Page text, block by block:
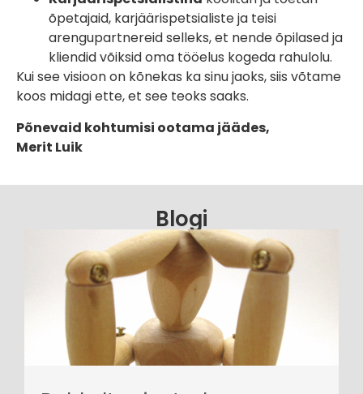
õpetajaid, karjäärispetsialiste ja teisi
arengupartnereid selleks, et nende õpilased ja
kliendid võiksid oma tööelus kogeda rahulolu.
Kui see visioon on kõnekas ka sinu jaoks, siis võtame
koos midagi ette, et see teoks saaks.
Põnevaid kohtumisi ootama jäädes,
Merit Luik
Blogi